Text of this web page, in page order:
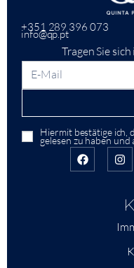
+351 289 396 073
info@qp.pt
Tragen Sie
Hiermit bestätige ich,
gelesen zu haben und